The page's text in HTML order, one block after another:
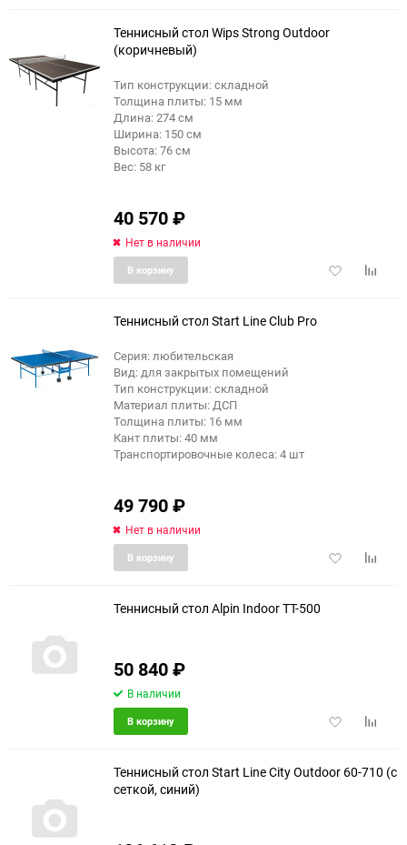
Теннисный стол Wips Strong Outdoor
(коричневый)
Тип конструкции: складной
Толщина плиты: 15 мм
Длина: 274 см
Ширина: 150 см
Высота: 76 см
Вес: 58 кг
40 570₽
Нет в наличии
Добавить
В корзину
Теннисный стол Start Line Club Pro
Серия: любительская
Вид: для закрытых помещений
Тип конструкции: складной
Материал плиты: ДСП
Толщина плиты: 16 мм
Кант плиты: 40 мм
Транспортировочные колеса: 4 шт
49 790₽
Нет в наличии
Добавить
В корзину
Теннисный стол Alpin Indoor TT-500
50 840₽
В наличии
Добавить
В корзину
Теннисный стол Start Line City Outdoor 60-710 (с
сеткой, синий)